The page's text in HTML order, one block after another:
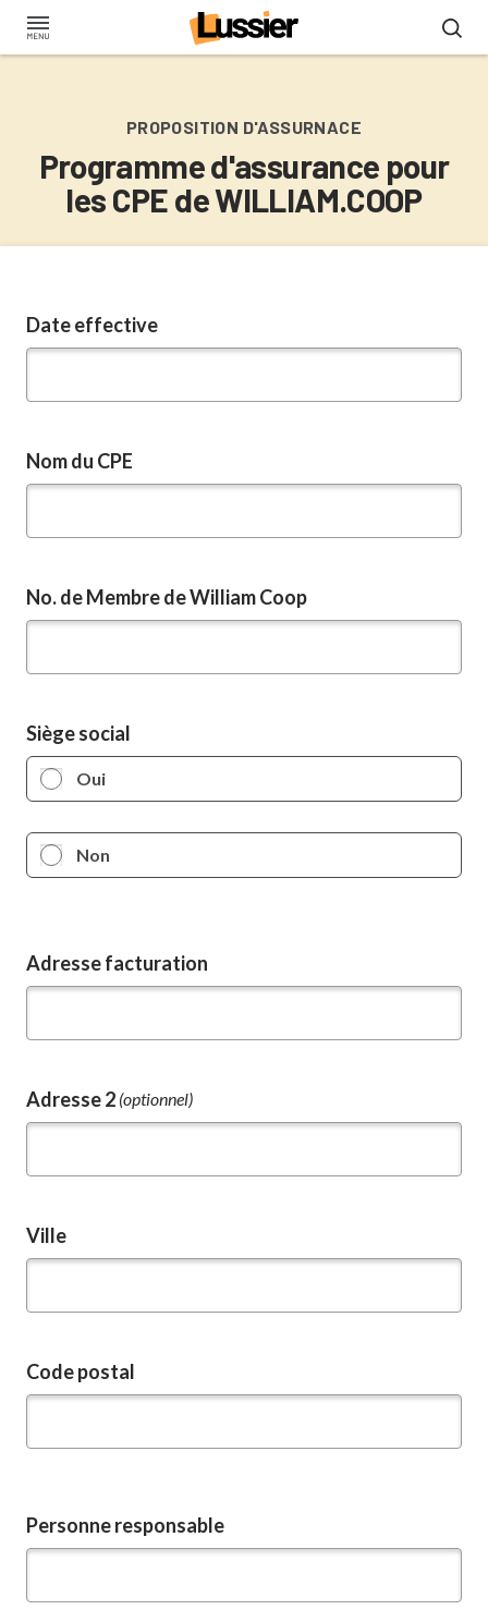
Aller
PROPOSITION D'ASSURNACE
Programme d'assurance pour
les CPE de WILLIAM.COOP
Date effective
Nom du CPE
No. de Membre de William Coop
Siège social
Oui
Non
Adresse
facturation
Adresse facturation
Adresse 2 (optionnel)
Ville
Code postal
Personne responsable